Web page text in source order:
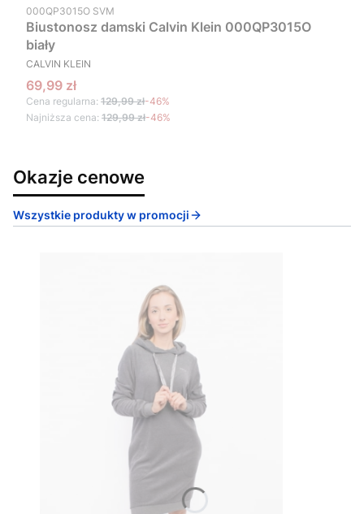
Kod produktu
000QP3015O SVM
Biustonosz damski Calvin Klein 000QP3015O
biały
PRODUCENT
CALVIN KLEIN
Cena promocyjna
69,99 zł
Cena regularna: 129,99 zł-46%
Najniższa cena: 129,99 zł-46%
Okazje cenowe
Wszystkie produkty w promocji